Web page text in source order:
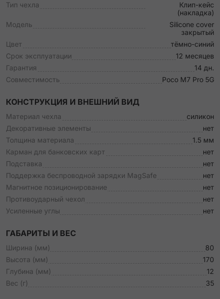
Тип чехла
Клип-кейс
(накладка)
Модель
Silicone cover
закрытый
Цвет
тёмно-синий
Срок эксплуатации
12 месяцев
Гарантия
14 дн.
Совместимость
Poco M7 Pro 5G
КОНСТРУКЦИЯ И ВНЕШНИЙ ВИД
Материал чехла
силикон
Декоративные элементы
нет
Толщина материала
1.5 мм
Карман для банковских карт
нет
Подставка
нет
Поддержка беспроводной зарядки MagSafe
нет
Магнитное позиционирование
нет
Противоударный чехол
нет
Усиленные углы
нет
ГАБАРИТЫ И ВЕС
Ширина (мм)
80
Высота (мм)
170
Глубина (мм)
12
Вес (г)
35